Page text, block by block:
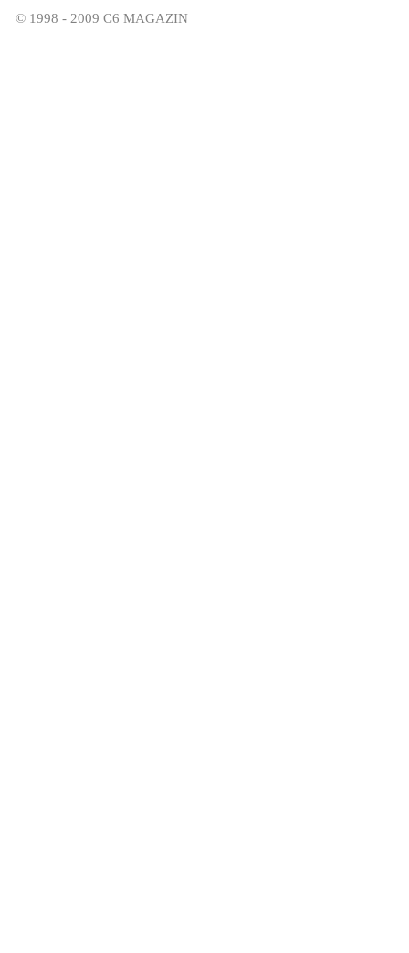
© 1998 - 2009 C6 MAGAZIN